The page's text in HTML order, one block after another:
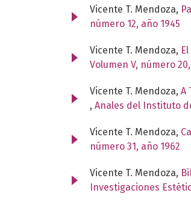
Vicente T. Mendoza,
número 12, año 1945
Vicente T. Mendoza,
Volumen V, número
Vicente T. Mendoza, A
, Anales del Instituto
Vicente T. Mendoza,
número 31, año 1962
Vicente T. Mendoza,
Investigaciones